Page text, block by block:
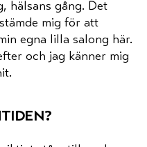
hälsans gång. Det
mig för att
egna lilla salong här.
och jag känner mig